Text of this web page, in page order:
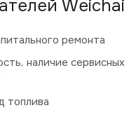
Weichai
ремонта
наличие сервисных
топлива